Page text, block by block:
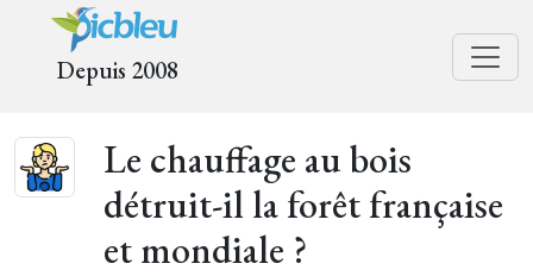
Depuis 2008
Le chauffage au bois
détruit-il la forêt française
et mondiale ?